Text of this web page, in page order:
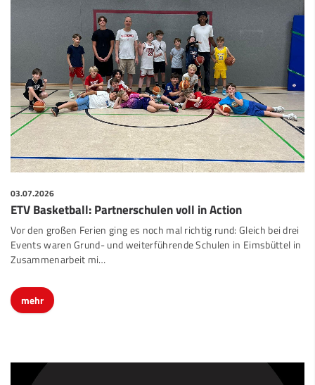
03.07.2026
ETV Basketball: Partnerschulen voll in Action
Vor den großen Ferien ging es noch mal richtig rund: Gleich bei drei
Events waren Grund- und weiterführende Schulen in Eimsbüttel in
Zusammenarbeit mi…
mehr